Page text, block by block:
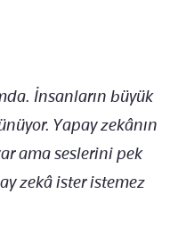
İnsanların büyük
Yapay zekânın
ama seslerini pek
zekâ ister istemez